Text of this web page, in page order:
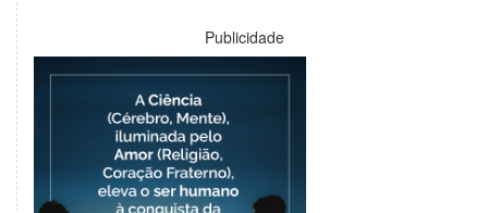
Publicidade